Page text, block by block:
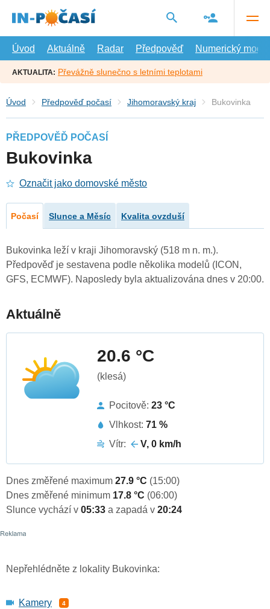
hlavní
Úvod
Aktuálně Radar Předpověď Numerický model
AKTUALITA: Převážně slunečno s letními teplotami
Úvod Předpověď počasí Jihomoravský kraj Bukovinka
PŘEDPOVĚĎ POČASÍ
Bukovinka
Označit jako domovské město
Počasí Slunce a Měsíc Kvalita ovzduší
Bukovinka leží v kraji Jihomoravský (518 m n. m.).
Předpověď je sestavena podle několika modelů (ICON,
GFS, ECMWF). Naposledy byla aktualizována dnes v 20:00.
Aktuálně
20.6 °C
(klesá)
Pocitově: 23 °C
Vlhkost: 71 %
Vítr:
V, 0 km/h
Dnes změřené maximum 27.9 °C (15:00)
Dnes změřené minimum 17.8 °C (06:00)
Slunce vychází v 05:33 a zapadá v 20:24
Nepřehlédněte z lokality Bukovinka:
Kamery 4